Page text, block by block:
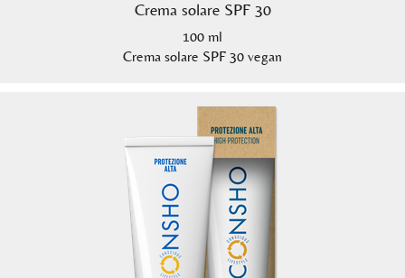
Crema solare SPF 30
100 ml
Crema solare SPF 30 vegan